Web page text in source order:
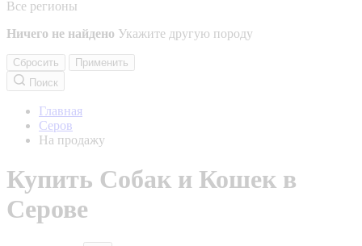
Все регионы
Ничего не найдено Укажите другую породу
Сбросить
Применить
Поиск
Главная
Серов
На продажу
Купить Собак и Кошек в
Серове